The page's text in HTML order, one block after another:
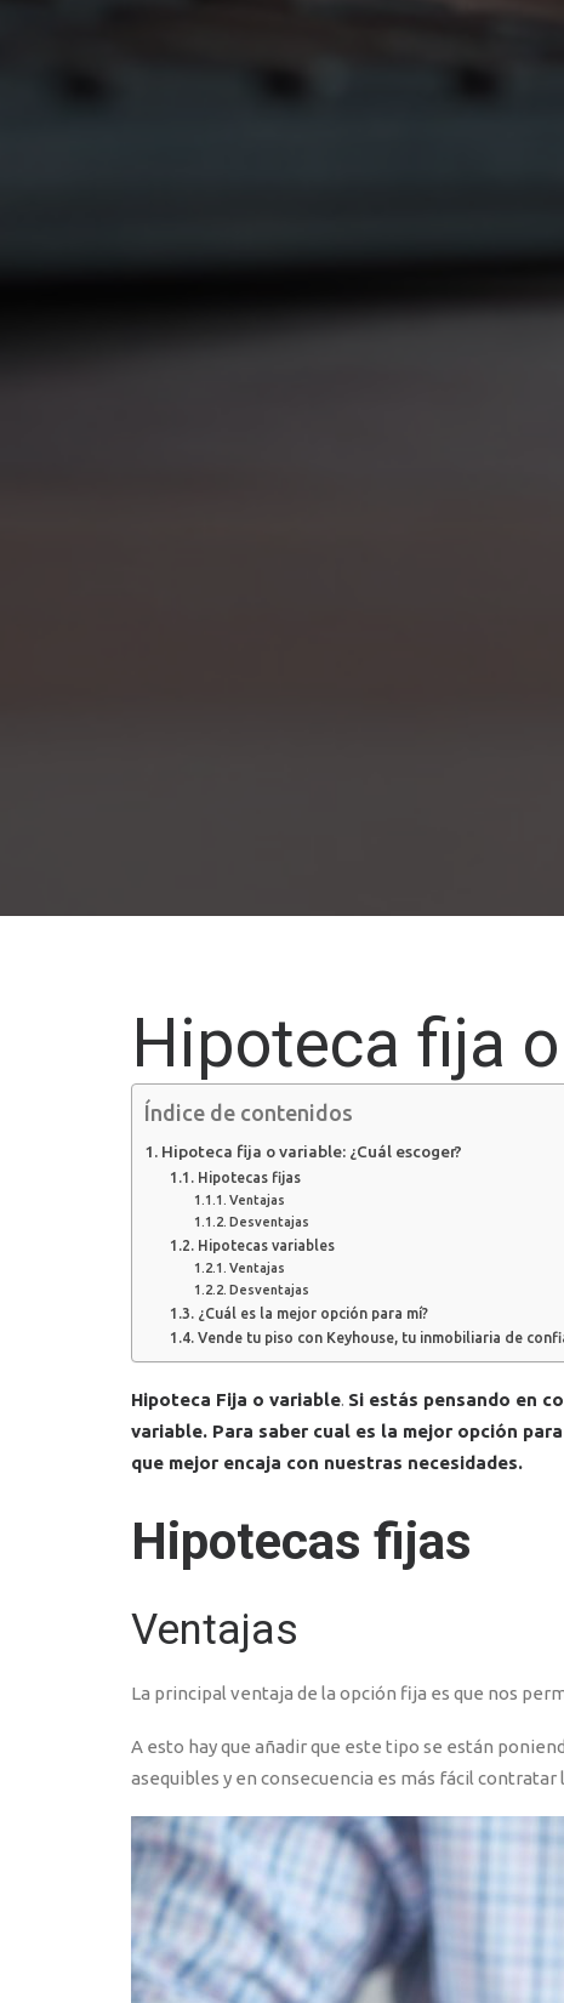
Hipoteca fija
Índice de contenidos
Hipoteca fija o variable: ¿Cuál escoger?
Hipotecas fijas
Ventajas
Desventajas
Hipotecas variables
Ventajas
Desventajas
¿Cuál es la mejor opción para mí?
Vende tu piso con Keyhouse, tu inmobiliaria de
Hipoteca Fija o variable. Si estás pensando en
variable. Para saber cual es la mejor opción
que mejor encaja con nuestras necesidades.
Hipotecas fijas
Ventajas
La principal ventaja de la opción fija es que nos
A esto hay que añadir que este tipo se están
asequibles y en consecuencia es más fácil